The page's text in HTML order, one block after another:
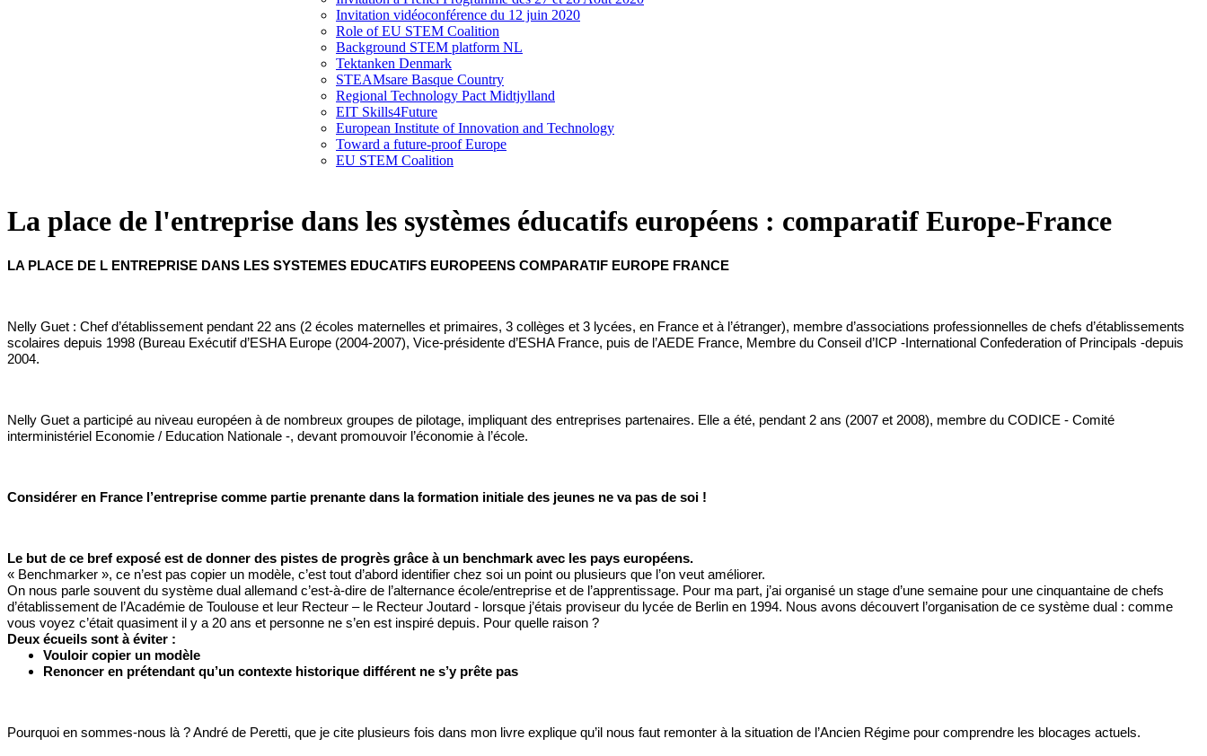
Invitation vidéoconférence du 12 juin 2020
Role of EU STEM Coalition
Background STEM platform NL
Tektanken Denmark
STEAMsare Basque Country
Regional Technology Pact Midtjylland
EIT Skills4Future
European Institute of Innovation and Technology
Toward a future-proof Europe
EU STEM Coalition
La place de l'entreprise dans les systèmes éducatifs européens : comparatif Europe-France
LA PLACE DE L ENTREPRISE DANS LES SYSTEMES EDUCATIFS EUROPEENS COMPARATIF EUROPE FRANCE
Nelly Guet : Chef d’établissement pendant 22 ans (2 écoles maternelles et primaires, 3 collèges et 3 lycées, en France et à l’étranger), membre d’associations professionnelles de chefs d’établissements
scolaires depuis 1998 (Bureau Exécutif d’ESHA Europe (2004-2007), Vice-présidente d’ESHA France, puis de l’AEDE France, Membre du Conseil d’ICP -International Confederation of Principals -depuis
2004.
Nelly Guet a participé au niveau européen à de nombreux groupes de pilotage, impliquant des entreprises partenaires. Elle a été, pendant 2 ans (2007 et 2008), membre du CODICE - Comité
interministériel Economie / Education Nationale -, devant promouvoir l’économie à l’école.
Considérer en France l’entreprise comme partie prenante dans la formation initiale des jeunes ne va pas de soi !
Le but de ce bref exposé est de donner des pistes de progrès grâce à un benchmark avec les pays européens.
« Benchmarker », ce n’est pas copier un modèle, c’est tout d’abord identifier chez soi un point ou plusieurs que l’on veut améliorer.
On nous parle souvent du système dual allemand c’est-à-dire de l’alternance école/entreprise et de l’apprentissage. Pour ma part, j’ai organisé un stage d’une semaine pour une cinquantaine de chefs
d’établissement de l’Académie de Toulouse et leur Recteur – le Recteur Joutard - lorsque j’étais proviseur du lycée de Berlin en 1994. Nous avons découvert l’organisation de ce système dual : comme
vous voyez c’était quasiment il y a 20 ans et personne ne s’en est inspiré depuis. Pour quelle raison ?
Deux écueils sont à éviter :
Vouloir copier un modèle
Renoncer en prétendant qu’un contexte historique différent ne s’y prête pas
Pourquoi en sommes-nous là ? André de Peretti, que je cite plusieurs fois dans mon livre explique qu’il nous faut remonter à la situation de l’Ancien Régime pour comprendre les blocages actuels.